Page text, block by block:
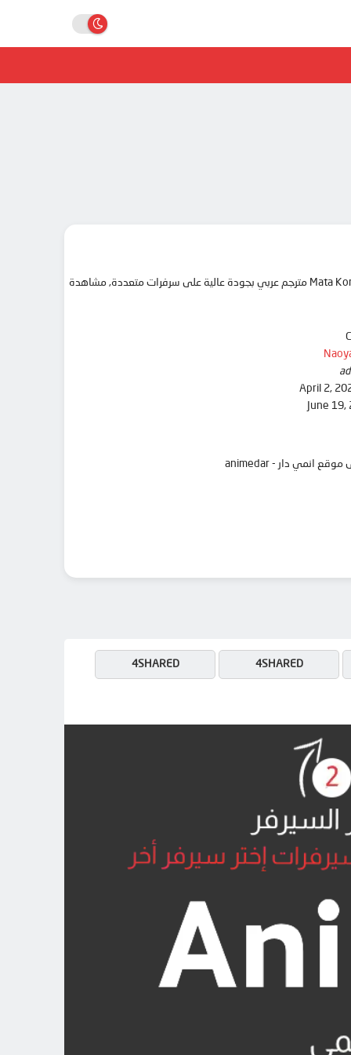
مرحبا بك في موقع انمي دار animedar نقدم لك حلقات انمي Mata Korosarete Shimatta no desu ne, Tantei-sama مترجم عربي بجودة عالية على سرفرات متعددة, مشاهدة
April 2,
June 19,
4SHARED
4SHARED